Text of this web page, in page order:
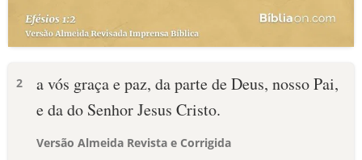
2
a vós graça e paz, da parte de Deus, nosso Pai,
e da do Senhor Jesus Cristo.
Versão Almeida Revista e Corrigida